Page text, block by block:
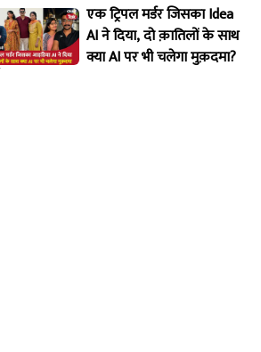
एक ट्रिपल मर्डर जिसका Idea
AI ने दिया, दो क़ातिलों के साथ
क्या AI पर भी चलेगा मुक़दमा?